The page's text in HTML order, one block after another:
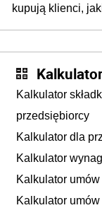
kupują klienci,
Kalkulator
przedsiębiorcy
Kalkulator dla
Kalkulator
Kalkulator
Kalkulator umów